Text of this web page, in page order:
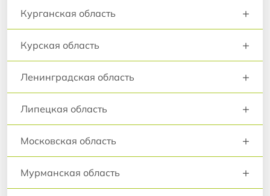
Курганская область +
Курская область +
Ленинградская область +
Липецкая область +
Московская область +
Мурманская область +